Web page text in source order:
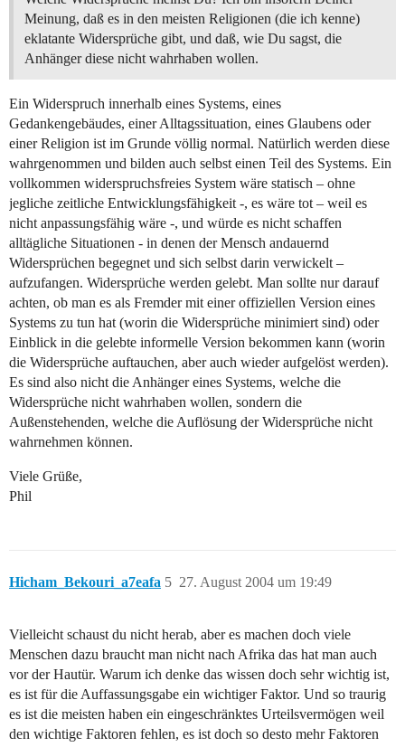
Meinung, daß es in den meisten Religionen (die ich kenne)
eklatante Widersprüche gibt, und daß, wie Du sagst, die
Anhänger diese nicht wahrhaben wollen.
Ein Widerspruch innerhalb eines Systems, eines
Gedankengebäudes, einer Alltagssituation, eines Glaubens oder
einer Religion ist im Grunde völlig normal. Natürlich werden diese
wahrgenommen und bilden auch selbst einen Teil des Systems. Ein
vollkommen widerspruchsfreies System wäre statisch – ohne
jegliche zeitliche Entwicklungsfähigkeit -, es wäre tot – weil es
nicht anpassungsfähig wäre -, und würde es nicht schaffen
alltägliche Situationen - in denen der Mensch andauernd
Widersprüchen begegnet und sich selbst darin verwickelt –
aufzufangen. Widersprüche werden gelebt. Man sollte nur darauf
achten, ob man es als Fremder mit einer offiziellen Version eines
Systems zu tun hat (worin die Widersprüche minimiert sind) oder
Einblick in die gelebte informelle Version bekommen kann (worin
die Widersprüche auftauchen, aber auch wieder aufgelöst werden).
Es sind also nicht die Anhänger eines Systems, welche die
Widersprüche nicht wahrhaben wollen, sondern die
Außenstehenden, welche die Auflösung der Widersprüche nicht
wahrnehmen können.
Viele Grüße,
Phil
Hicham_Bekouri_a7eafa 27. August 2004 um 19:49
5
Vielleicht schaust du nicht herab, aber es machen doch viele
Menschen dazu braucht man nicht nach Afrika das hat man auch
vor der Hautür. Warum ich denke das wissen doch sehr wichtig ist,
es ist für die Auffassungsgabe ein wichtiger Faktor. Und so traurig
es ist die meisten haben ein eingeschränktes Urteilsvermögen weil
den wichtige Faktoren fehlen, es ist doch so desto mehr Faktoren